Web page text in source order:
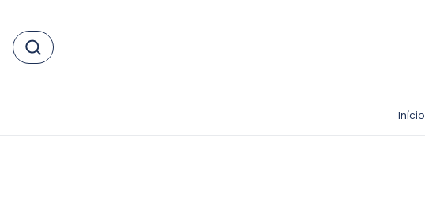
Início